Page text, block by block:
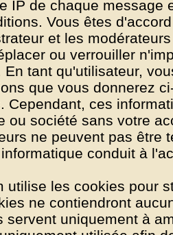
IP de chaque message
Vous êtes
et les
ou verrouiller
En tant qu'utilisateur,
que vous donnerez
Cependant, ces
ou société sans votre
ne peuvent pas être
conduit à
utilise les cookies pour
ne contiendront
servent uniquement à